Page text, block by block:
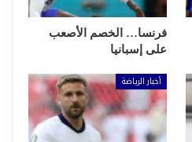
فرنسا… الخصم الأصعب
على إسبانيا
أخبار الرياضة